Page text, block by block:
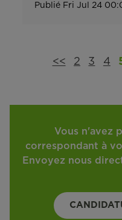
Publié Fri Jul 24
<< 2 3 4
Vous n'avez
correspondant à
Envoyez nous